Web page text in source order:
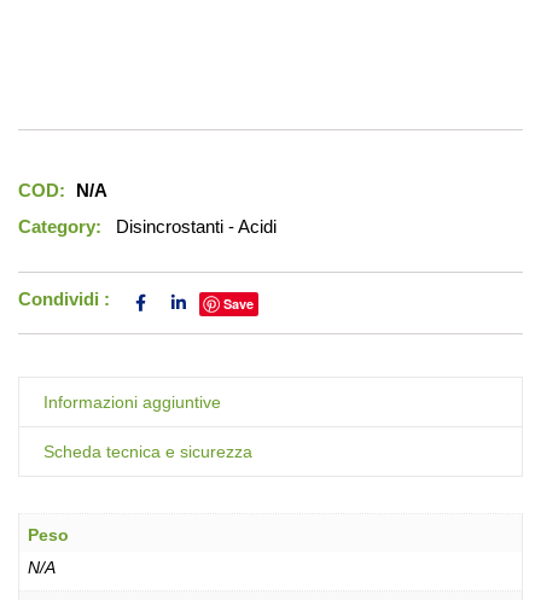
COD:
N/A
Category:
Disincrostanti - Acidi
Condividi : Save
Informazioni aggiuntive
Scheda tecnica e sicurezza
Peso
N/A